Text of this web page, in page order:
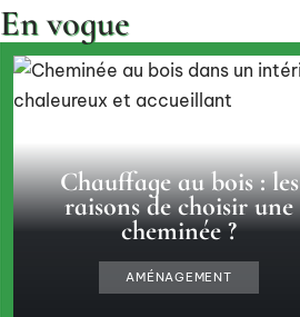
En vogue
Chauffage au bois : les
raisons de choisir une
cheminée ?
AMÉNAGEMENT